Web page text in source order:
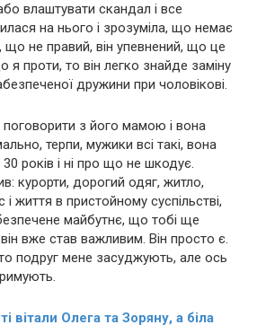
влаштувати скандал і все
на нього і зрозуміла, що немає
що не правий, він упевнений, що це
я проти, то він легко знайде заміну
дружини при чоловікові.
поговорити з його мамою і вона
терпи, мужики всі такі, вона
років і ні про що не шкодує.
курорти, дорогий одяг, житло,
і життя в пристойному суспільстві,
майбутнє, що тобі ще
вже став важливим. Він просто є.
подруг мене засуджують, але ось
вітали Олега та Зоряну, а біла